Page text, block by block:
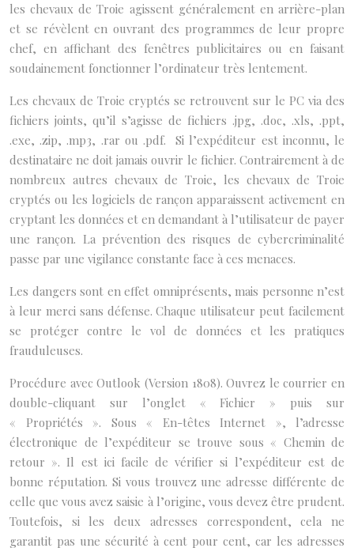
les chevaux de Troie agissent généralement en arrière-plan
et se révèlent en ouvrant des programmes de leur propre
chef, en affichant des fenêtres publicitaires ou en faisant
soudainement fonctionner l’ordinateur très lentement.
Les chevaux de Troie cryptés se retrouvent sur le PC via des
fichiers joints, qu’il s’agisse de fichiers .jpg, .doc, .xls, .ppt,
.exe, .zip, .mp3, .rar ou .pdf. Si l’expéditeur est inconnu, le
destinataire ne doit jamais ouvrir le fichier. Contrairement à de
nombreux autres chevaux de Troie, les chevaux de Troie
cryptés ou les logiciels de rançon apparaissent activement en
cryptant les données et en demandant à l’utilisateur de payer
une rançon. La prévention des risques de cybercriminalité
passe par une vigilance constante face à ces menaces.
Les dangers sont en effet omniprésents, mais personne n’est
à leur merci sans défense. Chaque utilisateur peut facilement
se protéger contre le vol de données et les pratiques
frauduleuses.
Procédure avec Outlook (Version 1808). Ouvrez le courrier en
double-cliquant sur l’onglet « Fichier » puis sur
« Propriétés ». Sous « En-têtes Internet », l’adresse
électronique de l’expéditeur se trouve sous « Chemin de
retour ». Il est ici facile de vérifier si l’expéditeur est de
bonne réputation. Si vous trouvez une adresse différente de
celle que vous avez saisie à l’origine, vous devez être prudent.
Toutefois, si les deux adresses correspondent, cela ne
garantit pas une sécurité à cent pour cent, car les adresses